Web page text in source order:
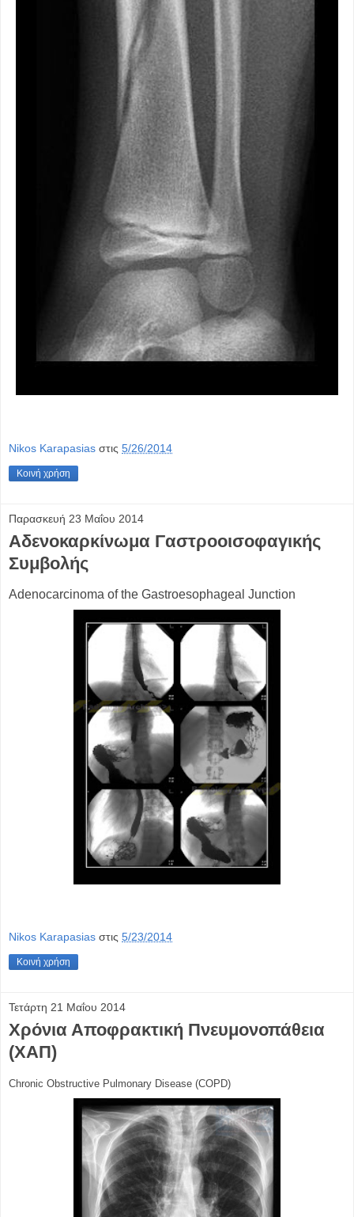
Nikos Karapasias στις 5/26/2014
Κοινή χρήση
Παρασκευή 23 Μαΐου 2014
Αδενοκαρκίνωμα Γαστροοισοφαγικής
Συμβολής
Adenocarcinoma of the Gastroesophageal Junction
Nikos Karapasias στις 5/23/2014
Κοινή χρήση
Τετάρτη 21 Μαΐου 2014
Χρόνια Αποφρακτική Πνευμονοπάθεια
(ΧΑΠ)
Chronic Obstructive Pulmonary Disease (COPD)